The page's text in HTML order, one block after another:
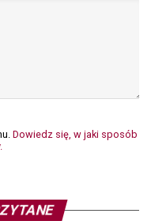
Dowiedz się, w jaki sposób